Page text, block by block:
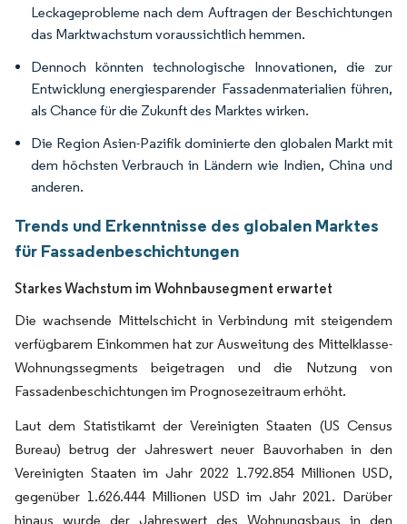
Leckageprobleme nach dem Auftragen der Beschichtungen
das Marktwachstum voraussichtlich hemmen.
Dennoch könnten technologische Innovationen, die zur
Entwicklung energiesparender Fassadenmaterialien führen,
als Chance für die Zukunft des Marktes wirken.
Die Region Asien-Pazifik dominierte den globalen Markt mit
dem höchsten Verbrauch in Ländern wie Indien, China und
anderen.
Trends und Erkenntnisse des globalen Marktes
für Fassadenbeschichtungen
Starkes Wachstum im Wohnbausegment erwartet
Die wachsende Mittelschicht in Verbindung mit steigendem
verfügbarem Einkommen hat zur Ausweitung des Mittelklasse-
Wohnungssegments beigetragen und die Nutzung von
Fassadenbeschichtungen im Prognosezeitraum erhöht.
Laut dem Statistikamt der Vereinigten Staaten (US Census
Bureau) betrug der Jahreswert neuer Bauvorhaben in den
Vereinigten Staaten im Jahr 2022 1.792.854 Millionen USD,
gegenüber 1.626.444 Millionen USD im Jahr 2021. Darüber
hinaus wurde der Jahreswert des Wohnungsbaus in den